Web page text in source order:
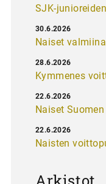
SJK-
Naiset
30.6.2026
Kymmenes
28.6.2026
Naiset
22.6.2026
Naisten
22.6.2026